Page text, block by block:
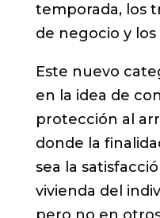
temporada, los
de negocio y los
Este nuevo
en la idea de
protección al
donde la
sea la
vivienda del